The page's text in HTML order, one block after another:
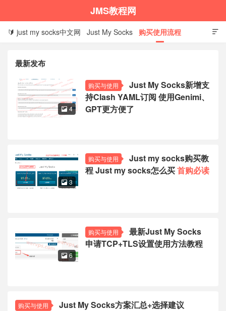
JMS教程网

🔰 just my socks中文网 Just My Socks 购买使用流程
7、续费教程 8、退款条件 9、问题排查 🌼 JMS
🌐 justmysocks
最新发布
购买与使用
Just My Socks新增支
持Clash YAML订阅 使用Genimi、
GPT更方便了
 4
购买与使用
Just my socks购买教
程 Just my socks怎么买首购必读
 3
购买与使用
最新Just My Socks
申请TCP+TLS设置使用方法教程
 6
购买与使用 Just My Socks方案汇总+选择建议